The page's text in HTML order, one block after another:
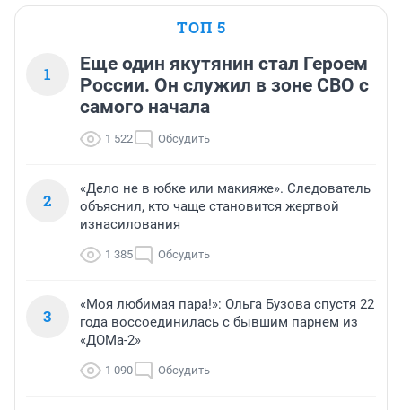
ТОП 5
1
Еще один якутянин стал Героем
России. Он служил в зоне СВО с
самого начала
1 522 Обсудить
2
«Дело не в юбке или макияже». Следователь
объяснил, кто чаще становится жертвой
изнасилования
1 385 Обсудить
3
«Моя любимая пара!»: Ольга Бузова спустя 22
года воссоединилась с бывшим парнем из
«ДОМа-2»
1 090 Обсудить